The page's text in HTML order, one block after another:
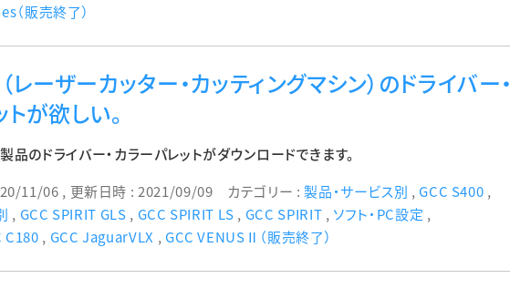
販売終了）
レーザーカッター・カッティングマシン）のドライバー・
が欲しい。
のドライバー・カラーパレットがダウンロードできます。
11/06 , 更新日時 : 2021/09/09 カテゴリー :製品・サービス別 , GCC S400 ,
, GCC SPIRIT GLS , GCC SPIRIT LS , GCC SPIRIT , ソフト・PC設定 ,
C180 , GCC JaguarVLX , GCC VENUSⅡ（販売終了）